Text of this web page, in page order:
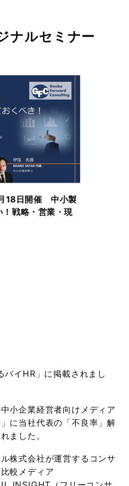
ナルセミナー
18日開催 中小製
！戦略・営業・現
バイHR」に掲載されまし
小企業経営者向けメディア
」に当社代表の「不良率」解
ました。
ル株式会社が運営するコンサ
較メディア